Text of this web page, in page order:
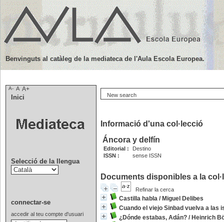
New search
Informació d'una col·lecció
Áncora y delfín
Editorial :
Destino
ISSN :
sense ISSN
Documents disponibles a la
Refinar la cerca
Castilla habla / Miguel Delibes
Cuando el viejo Sinbad vuelva a las
¿Dónde estabas, Adán? / Heinrich
Benvinguts al catàleg de la mediateca de l'Aula Escola Europea.
A- A A+
Inici
Selecció de la llengua
connectar-se
accedir al teu compte d'usuari